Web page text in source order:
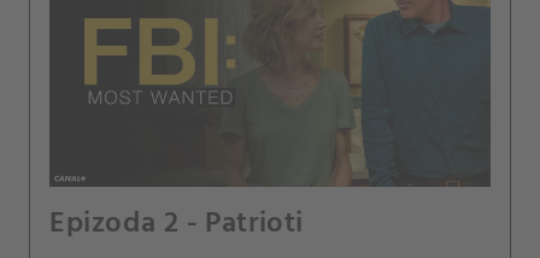
Epizoda 2 - Patrioti